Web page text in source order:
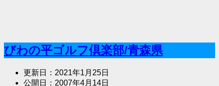
びわの平ゴルフ倶楽部/青森県
更新日： 2021年1月25日
公開日： 2007年4月14日